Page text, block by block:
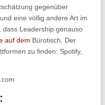
gegenüber
eine völlig andere Art im
dass Leadership genauso
auf dem Bürotisch. Der
zu finden: Spotify,